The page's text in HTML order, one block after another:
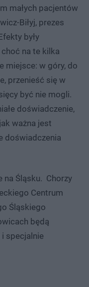
małych pacjentów
Biłyj, prezes
były
na te kilka
miejsce: w góry, do
przenieść się w
być nie mogli.
doświadczenie,
ważna jest
doświadczenia
na Śląsku. Chorzy
Centrum
Śląskiego
będą
specjalnie